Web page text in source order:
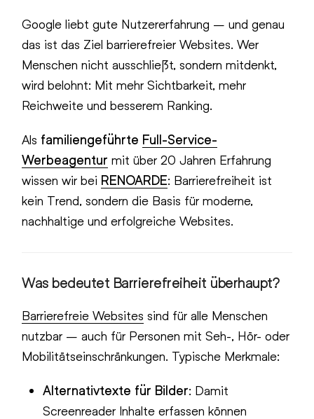
Google liebt gute Nutzererfahrung – und genau
das ist das Ziel barrierefreier Websites. Wer
Menschen nicht ausschließt, sondern mitdenkt,
wird belohnt: Mit mehr Sichtbarkeit, mehr
Reichweite und besserem Ranking.
Als familiengeführte Full-Service-
Werbeagentur mit über 20 Jahren Erfahrung
wissen wir bei RENOARDE: Barrierefreiheit ist
kein Trend, sondern die Basis für moderne,
nachhaltige und erfolgreiche Websites.
Was bedeutet Barrierefreiheit überhaupt?
Barrierefreie Websites sind für alle Menschen
nutzbar – auch für Personen mit Seh-, Hör- oder
Mobilitätseinschränkungen. Typische Merkmale:
Alternativtexte für Bilder: Damit
Screenreader Inhalte erfassen können